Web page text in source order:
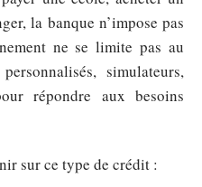
la banque n’impose pas
ne se limite pas au
simulateurs,
répondre aux besoins
sur ce type de crédit :